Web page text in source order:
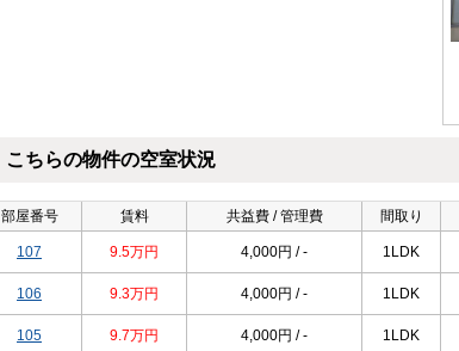
こちらの物件の空室状況
部屋番号 賃料 共益費 / 管理費 間取り
107 9.5万円 4,000円 / - 1LDK
106 9.3万円 4,000円 / - 1LDK
105 9.7万円 4,000円 / - 1LDK